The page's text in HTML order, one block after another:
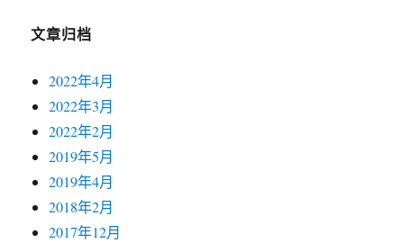
文章归档
2022年4月
2022年3月
2022年2月
2019年5月
2019年4月
2018年2月
2017年12月